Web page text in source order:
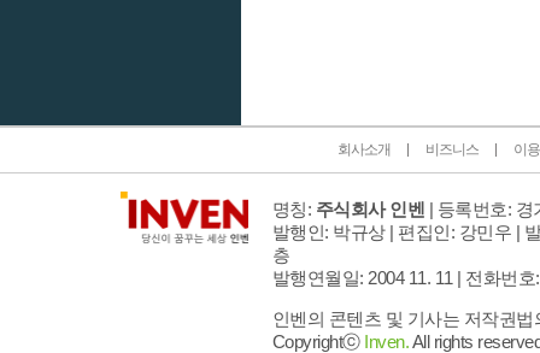
회사소개 비즈니스 이
명칭: 주식회사 인벤 | 등록번호: 경
발행인: 박규상 | 편집인: 강민우 |
층
발행연월일: 2004 11. 11 | 전화번호
인벤의 콘텐츠 및 기사는 저작권
Copyrightⓒ Inven.All rights